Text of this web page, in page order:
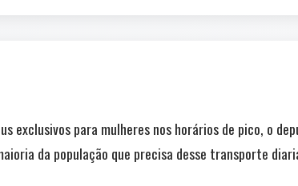
exclusivos para mulheres nos horários de pico, o
da população que precisa desse transporte